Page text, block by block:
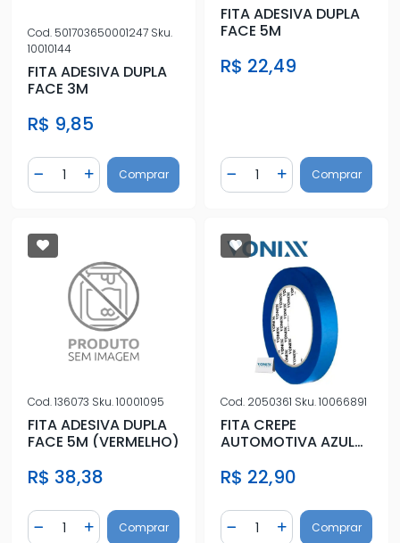
Cod. 501703650001247 Sku.
10010144
FITA ADESIVA DUPLA
FACE 3M
R$ 9,85
Diminuir Quantidade
Quantidade
Adicionar Quantidade
Comprar
FITA ADESIVA DUPLA
FACE 5M
R$ 22,49
Diminuir Quantidade
Quantidade
AdicionarComprar
Cod.136073 Sku.10001095
FITA ADESIVA DUPLA
FACE 5M (VERMELHO)
R$ 38,38
Diminuir Quantidade
Quantidade
Adicionar Quantidade
Comprar
Cod. 2050361 Sku.10066891
FITA CREPE
AUTOMOTIVA AZUL
R$ 22,90
Diminuir Quantidade
Quantidade
AdicionarComprar